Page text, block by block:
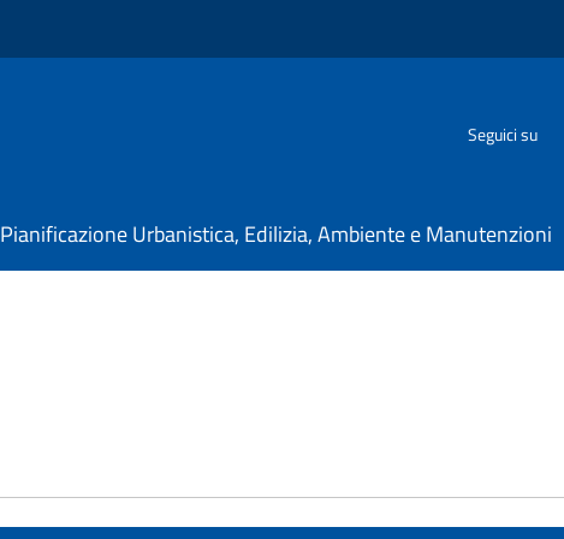
Seguici su
Pianificazione Urbanistica, Edilizia, Ambiente e Manutenzioni